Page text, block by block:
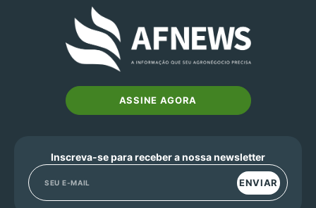
ASSINE AGORA
Inscreva-se para receber a nossa newsletter
ENVIAR